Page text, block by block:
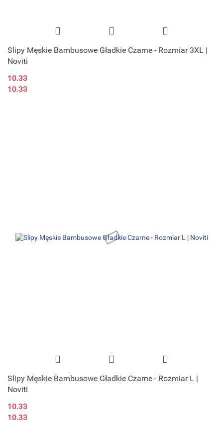
Slipy Męskie Bambusowe Gładkie Czarne - Rozmiar 3XL |
Noviti
10.33
10.33
Slipy Męskie Bambusowe Gładkie Czarne - Rozmiar L |
Noviti
10.33
10.33